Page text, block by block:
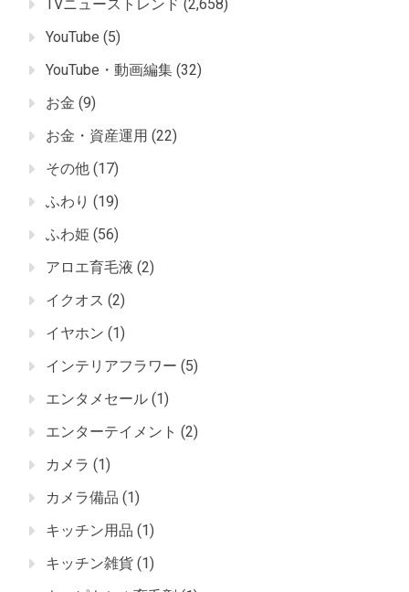
TVニューストレンド (2,658)
YouTube (5)
YouTube・動画編集 (32)
お金 (9)
お金・資産運用 (22)
その他 (17)
ふわり (19)
ふわ姫 (56)
アロエ育毛液 (2)
イクオス (2)
イヤホン (1)
インテリアフラワー (5)
エンタメセール (1)
エンターテイメント (2)
カメラ (1)
カメラ備品 (1)
キッチン用品 (1)
キッチン雑貨 (1)